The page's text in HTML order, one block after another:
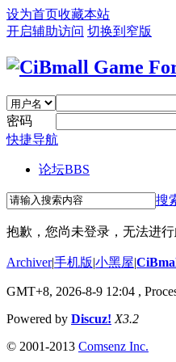
设为首页收藏本站
开启辅助访问 切换到窄版
密码
快捷导航
论坛BBS
搜
抱歉，您尚未登录，无法进
Archiver|手机版|小黑屋|
GMT+8, 2026-8-9 12:04 ,
Powered by Discuz! X3.2
© 2001-2013 Comsenz Inc.